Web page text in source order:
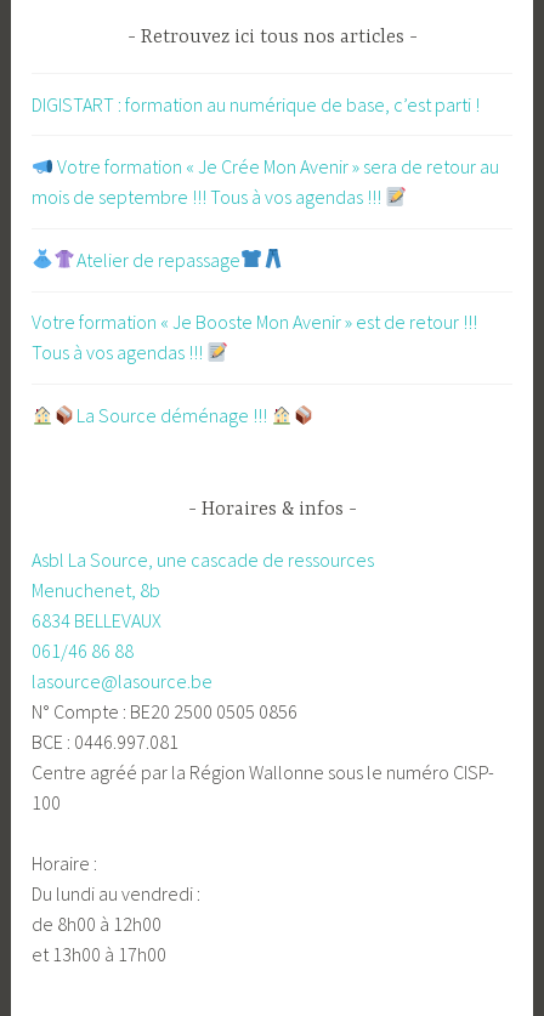
Retrouvez ici tous nos articles
DIGISTART : formation au numérique de base, c’est parti !
​ Votre formation « Je Crée Mon Avenir » sera de retour au
mois de septembre !!! Tous à vos agendas !!!
Atelier de repassage​
Votre formation « Je Booste Mon Avenir » est de retour !!!
Tous à vos agendas !!!
​La Source déménage !!!
Horaires & infos
Asbl La Source, une cascade de ressources
Menuchenet, 8b
6834 BELLEVAUX
061/46 86 88
lasource@lasource.be
N° Compte : BE20 2500 0505 0856
BCE : 0446.997.081
Centre agréé par la Région Wallonne sous le numéro CISP-
100
Horaire :
Du lundi au vendredi :
de 8h00 à 12h00
et 13h00 à 17h00